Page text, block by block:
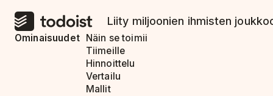
Liity miljoonien ihmisten
Ominaisuudet
Näin se toimii
Tiimeille
Hinnoittelu
Vertailu
Mallit